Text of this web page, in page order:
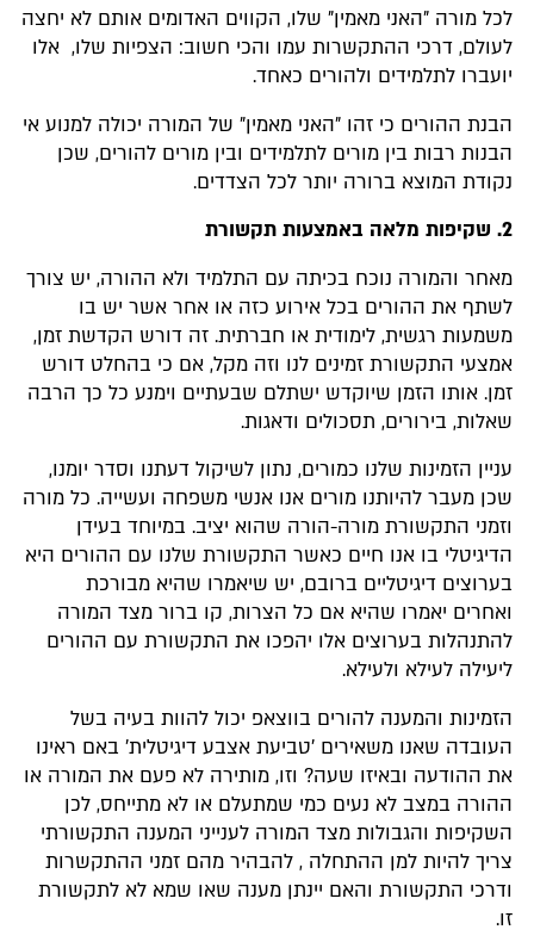
לכל מורה "האני מאמין" שלו, הקווים האדומים אותם לא יחצה
לעולם, דרכי ההתקשרות עמו והכי חשוב: הצפיות שלו, אלו
יועברו לתלמידים ולהורים כאחד.
הבנת ההורים כי זהו "האני מאמין" של המורה יכולה למנוע אי
הבנות רבות בין מורים לתלמידים ובין מורים להורים, שכן
נקודת המוצא ברורה יותר לכל הצדדים.
2. שקיפות מלאה באמצעות תקשורת
מאחר והמורה נוכח בכיתה עם התלמיד ולא ההורה, יש צורך
לשתף את ההורים בכל אירוע כזה או אחר אשר יש בו
משמעות רגשית, לימודית או חברתית. זה דורש הקדשת זמן,
אמצעי התקשורת זמינים לנו וזה מקל, אם כי בהחלט דורש
זמן. אותו הזמן שיוקדש ישתלם שבעתיים וימנע כל כך הרבה
שאלות, בירורים, תסכולים ודאגות.
עניין הזמינות שלנו כמורים, נתון לשיקול דעתנו וסדר יומנו,
שכן מעבר להיותנו מורים אנו אנשי משפחה ועשייה. כל מורה
וזמני התקשורת מורה-הורה שהוא יציב. במיוחד בעידן
הדיגיטלי בו אנו חיים כאשר התקשורת שלנו עם ההורים היא
בערוצים דיגיטליים ברובם, יש שיאמרו שהיא מבורכת
ואחרים יאמרו שהיא אם כל הצרות, קו ברור מצד המורה
להתנהלות בערוצים אלו יהפכו את התקשורת עם ההורים
ליעילה לעילא ולעילא.
הזמינות והמענה להורים בווצאפ יכול להוות בעיה בשל
העובדה שאנו משאירים 'טביעת אצבע דיגיטלית' באם ראינו
את ההודעה ובאיזו שעה? וזו, מותירה לא פעם את המורה או
ההורה במצב לא נעים כמי שמתעלם או לא מתייחס, לכן
השקיפות והגבולות מצד המורה לענייני המענה התקשורתי
צריך להיות למן ההתחלה , להבהיר מהם זמני ההתקשרות
ודרכי התקשורת והאם יינתן מענה שאו שמא לא לתקשורת
זו.